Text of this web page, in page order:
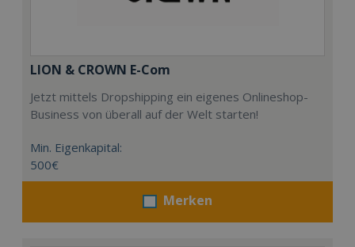
LION & CROWN E-Com
Jetzt mittels Dropshipping ein eigenes Onlineshop-
Business von überall auf der Welt starten!
Min. Eigenkapital:
500€
Merken